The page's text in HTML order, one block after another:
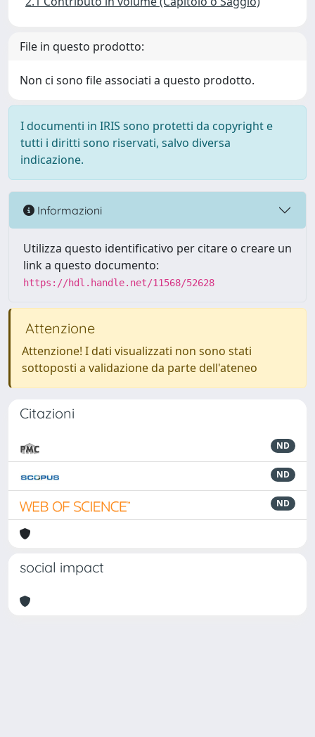
File in questo prodotto:
Non ci sono file associati a questo prodotto.
I documenti in IRIS sono protetti da copyright e
tutti i diritti sono riservati, salvo diversa
indicazione.
Informazioni
Utilizza questo identificativo per citare o creare un
link a questo documento:
https://hdl.handle.net/11568/52628
Attenzione
Attenzione! I dati visualizzati non sono stati
sottoposti a validazione da parte dell'ateneo
Citazioni
ND
ND
ND
social impact